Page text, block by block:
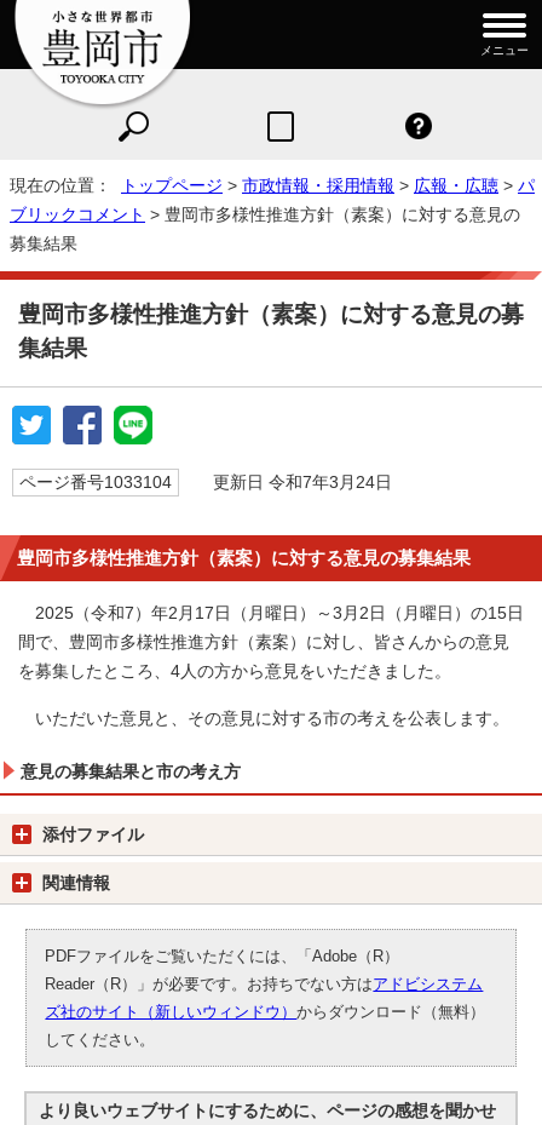
メニュー
現在の位置： トップページ > 市政情報・採用情報 > 広報・広聴 > パ
ブリックコメント > 豊岡市多様性推進方針（素案）に対する意見の
募集結果
豊岡市多様性推進方針（素案）に対する意見の募
集結果
ページ番号1033104 更新日 令和7年3月24日
豊岡市多様性推進方針（素案）に対する意見の募集結果
2025（令和7）年2月17日（月曜日）～3月2日（月曜日）の15日
間で、豊岡市多様性推進方針（素案）に対し、皆さんからの意見
を募集したところ、4人の方から意見をいただきました。
いただいた意見と、その意見に対する市の考えを公表します。
意見の募集結果と市の考え方
添付ファイル
関連情報
PDFファイルをご覧いただくには、「Adobe（R）
Reader（R）」が必要です。お持ちでない方はアドビシステム
ズ社のサイト（新しいウィンドウ）からダウンロード（無料）
してください。
より良いウェブサイトにするために、ページの感想を聞かせ